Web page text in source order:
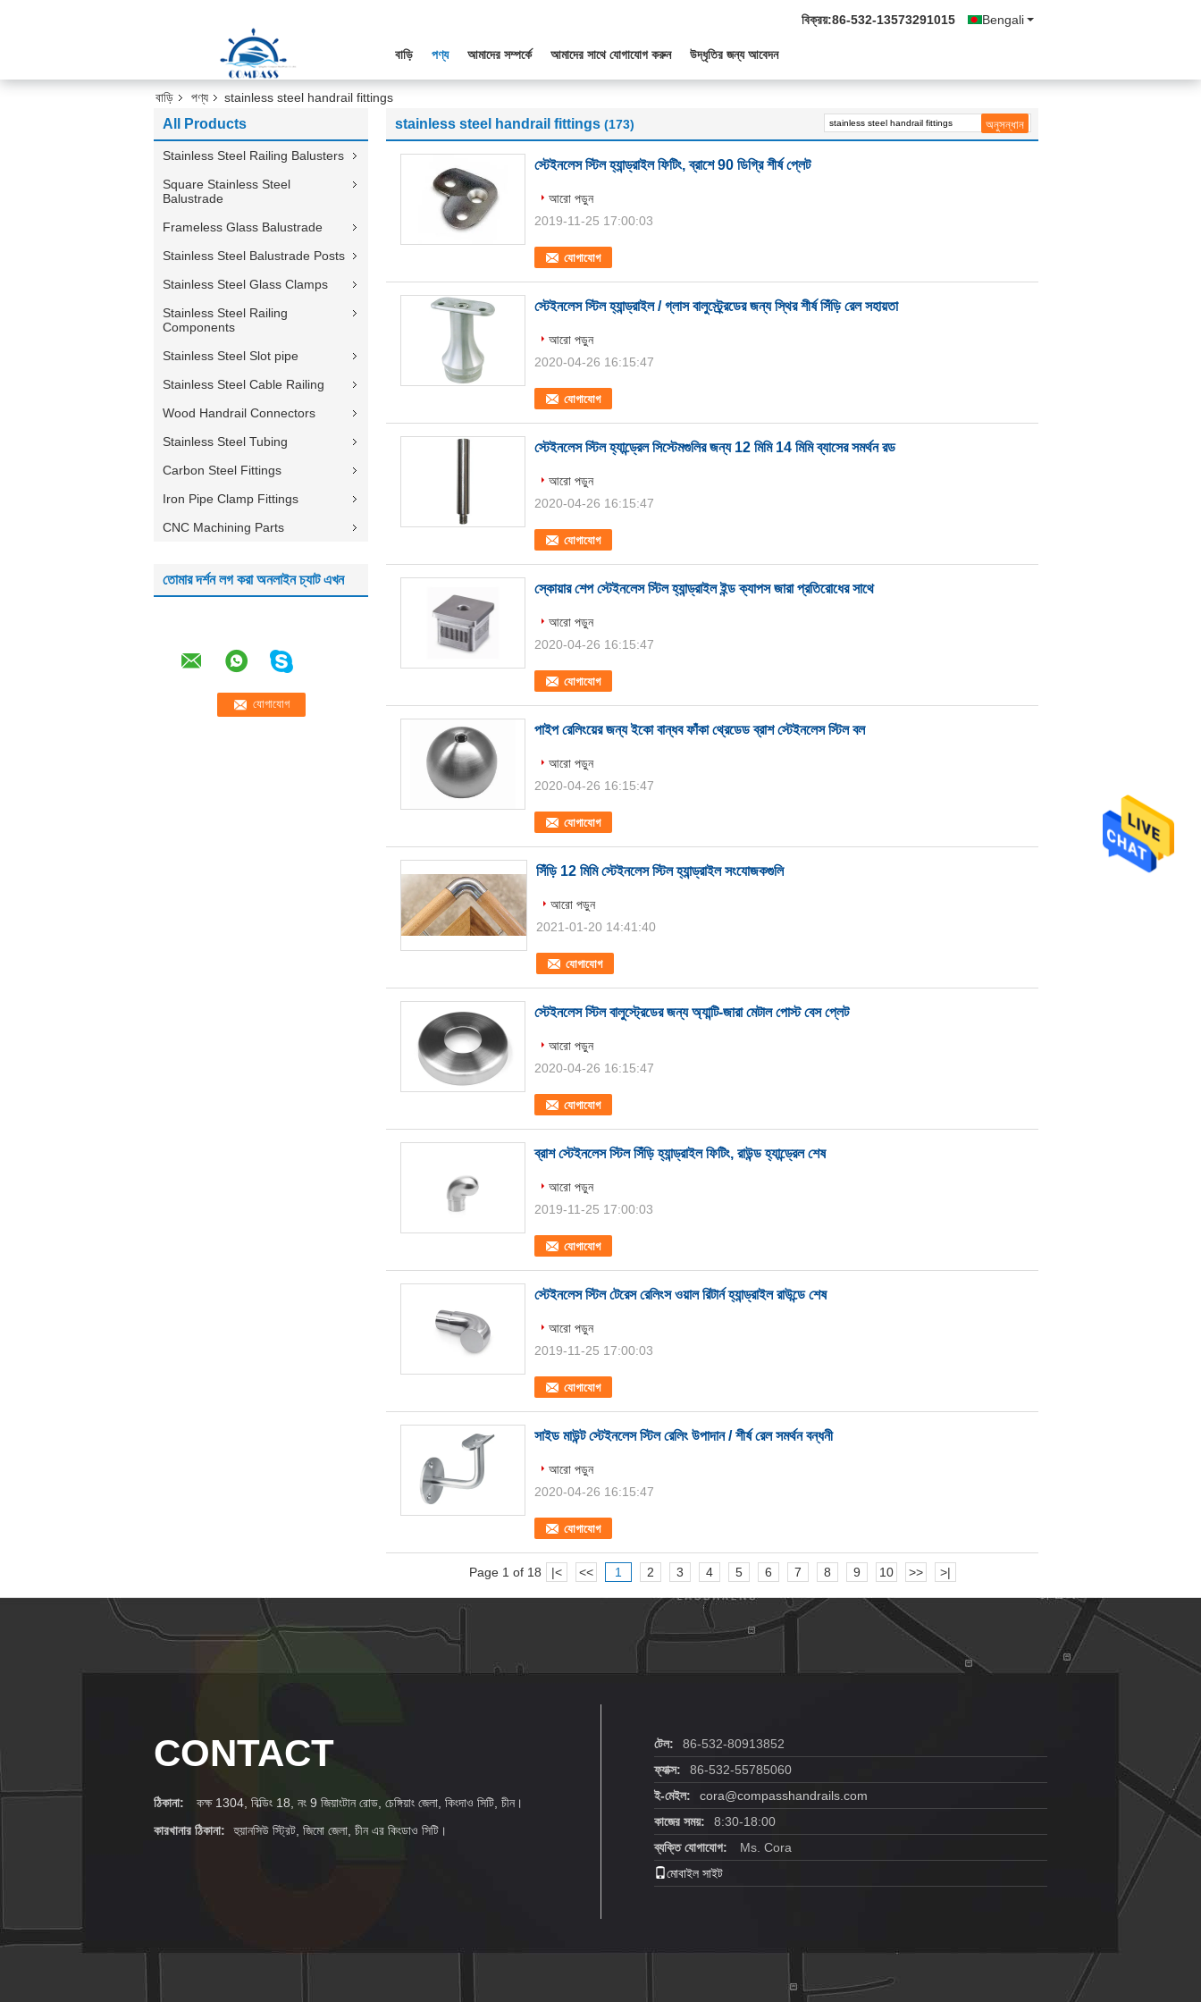
Bengali
বিক্রয়:86-532-13573291015
বাড়ি পণ্য আমাদের সম্পর্কে আমাদের সাথে যোগাযোগ করুন উদ্ধৃতির জন্য আবেদন
বাড়ি পণ্য stainless steel handrail fittings
All Products
Stainless Steel Railing Balusters
Square Stainless Steel
Balustrade
Frameless Glass Balustrade
Stainless Steel Balustrade Posts
Stainless Steel Glass Clamps
Stainless Steel Railing
Components
Stainless Steel Slot pipe
Stainless Steel Cable Railing
Wood Handrail Connectors
Stainless Steel Tubing
Carbon Steel Fittings
Iron Pipe Clamp Fittings
CNC Machining Parts
তোমার দর্শন লগ করা অনলাইন চ্যাট এখন
stainless steel handrail fittings (173)
স্টেইনলেস স্টিল হ্যান্ড্রাইল ফিটিং, ব্রাশে 90 ডিগ্রি শীর্ষ প্লেট
যোগাযোগ
আরো পড়ুন
2019-11-25 17:00:03
স্টেইনলেস স্টিল হ্যান্ড্রাইল / গ্লাস বালুস্ট্র্রেডের জন্য স্থির শীর্ষ সিঁড়ি রেল সহায়তা
যোগাযোগ
আরো পড়ুন
2020-04-26 16:15:47
স্টেইনলেস স্টিল হ্যান্ড্রেল সিস্টেমগুলির জন্য 12 মিমি 14 মিমি ব্যাসের সমর্থন রড
যোগাযোগ
আরো পড়ুন
2020-04-26 16:15:47
স্কোয়ার শেপ স্টেইনলেস স্টিল হ্যান্ড্রাইল ইন্ড ক্যাপস জারা প্রতিরোধের সাথে
যোগাযোগ
আরো পড়ুন
2020-04-26 16:15:47
পাইপ রেলিংয়ের জন্য ইকো বান্ধব ফাঁকা থ্রেডেড ব্রাশ স্টেইনলেস স্টিল বল
যোগাযোগ
আরো পড়ুন
2020-04-26 16:15:47
সিঁড়ি 12 মিমি স্টেইনলেস স্টিল হ্যান্ড্রাইল সংযোজকগুলি
যোগাযোগ
আরো পড়ুন
2021-01-20 14:41:40
স্টেইনলেস স্টিল বালুস্ট্রেডের জন্য অ্যান্টি-জারা মেটাল পোস্ট বেস প্লেট
যোগাযোগ
আরো পড়ুন
2020-04-26 16:15:47
ব্রাশ স্টেইনলেস স্টিল সিঁড়ি হ্যান্ড্রাইল ফিটিং, রাউন্ড হ্যান্ড্রেল শেষ
যোগাযোগ
আরো পড়ুন
2019-11-25 17:00:03
স্টেইনলেস স্টিল টেরেস রেলিংস ওয়াল রিটার্ন হ্যান্ড্রাইল রাউন্ডে শেষ
যোগাযোগ
আরো পড়ুন
2019-11-25 17:00:03
সাইড মাউন্ট স্টেইনলেস স্টিল রেলিং উপাদান / শীর্ষ রেল সমর্থন বন্ধনী
যোগাযোগ
আরো পড়ুন
2020-04-26 16:15:47
Page 1 of 18 |< << 1 2 3 4 5 6 7 8 9 10 >> >|
CONTACT
ঠিকানা:
কক্ষ 1304, বিল্ডিং 18, নং 9 জিয়াংটান রোড, চেঙ্গিয়াং জেলা, কিংদাও সিটি, চীন।
কারখানার ঠিকানা:
হুয়ানসিউ স্ট্রিট, জিমো জেলা, চীন এর কিংডাও সিটি।
টেল:
86-532-80913852
ফ্যাক্স:
86-532-55785060
ই-মেইল:
cora@compasshandrails.com
কাজের সময়:
8:30-18:00
ব্যক্তি যোগাযোগ:
Ms. Cora
মোবাইল সাইট